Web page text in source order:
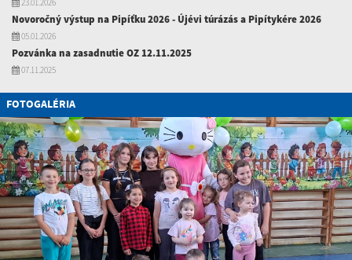
23.01.2026
Novoročný výstup na Pipíťku 2026 - Újévi túrázás a Pipítykére 2026
05.01.2026
Pozvánka na zasadnutie OZ 12.11.2025
07.11.2025
FOTOGALÉRIA